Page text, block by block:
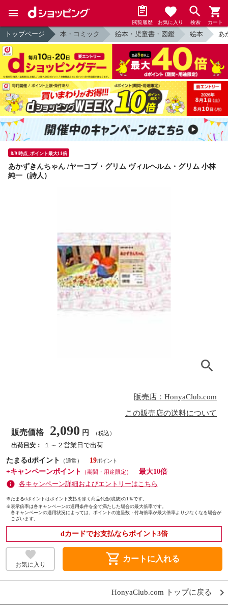
閲覧履歴 お気に入り 検索 カート
トップページ 本・コミック 絵本・児童書・図鑑 絵本 あ
8/9 時点_ポイント最大11倍
あかずきんちゃん /ヤーコプ・グリム ヴィルヘルム・グリム 小林
純一（詩人）
販売店：HonyaClub.com
この販売店の送料について
販売価格 2,090 円 （税込）
出荷目安：
１～２営業日で出荷
たまるdポイント
（通常）
19
+キャンペーンポイント
（期間・用途限定）
最大10倍
各キャンペーン詳細およびエントリーはこちら
※たまるdポイントはポイント支払を除く商品代金(税抜)の1％です。
※表示倍率は各キャンペーンの適用条件を全て満たした場合の最大倍率です。
各キャンペーンの適用状況によっては、ポイントの進呈数・付与倍率が最大倍率より少なくなる場合が
ございます。
dカードでお支払ならポイント3倍
お気に入り shopping_cart カートに入れる
HonyaClub.com トップに戻る